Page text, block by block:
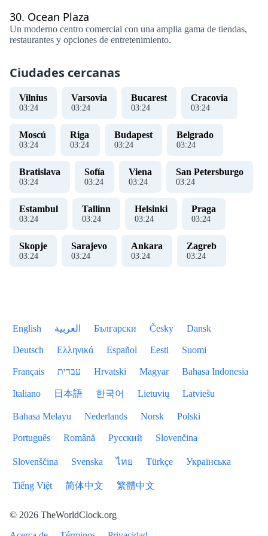
30. Ocean Plaza
Un moderno centro comercial con una amplia gama de tiendas,
restaurantes y opciones de entretenimiento.
Ciudades cercanas
Vilnius
03:25
Varsovia
03:25
Bucarest
03:25
Cracovia
03:25
Moscú
03:25
Riga
03:25
Budapest
03:25
Belgrado
03:25
Bratislava
03:25
Sofía
03:25
Viena
03:25
San Petersburgo
03:25
Estambul
03:25
Tallinn
03:25
Helsinki
03:25
Praga
03:25
Skopje
03:25
Sarajevo
03:25
Ankara
03:25
Zagreb
03:25
English العربية Български Česky Dansk
Deutsch Ελληνικά Español Eesti Suomi
Français עברית Hrvatski Magyar Bahasa Indonesia
Italiano 日本語 한국어 Lietuvių Latviešu
Bahasa Melayu Nederlands Norsk Polski
Português Română Русский Slovenčina
Slovenščina Svenska ไทย Türkçe Українська
Tiếng Việt 简体中文 繁體中文
© 2026 TheWorldClock.org